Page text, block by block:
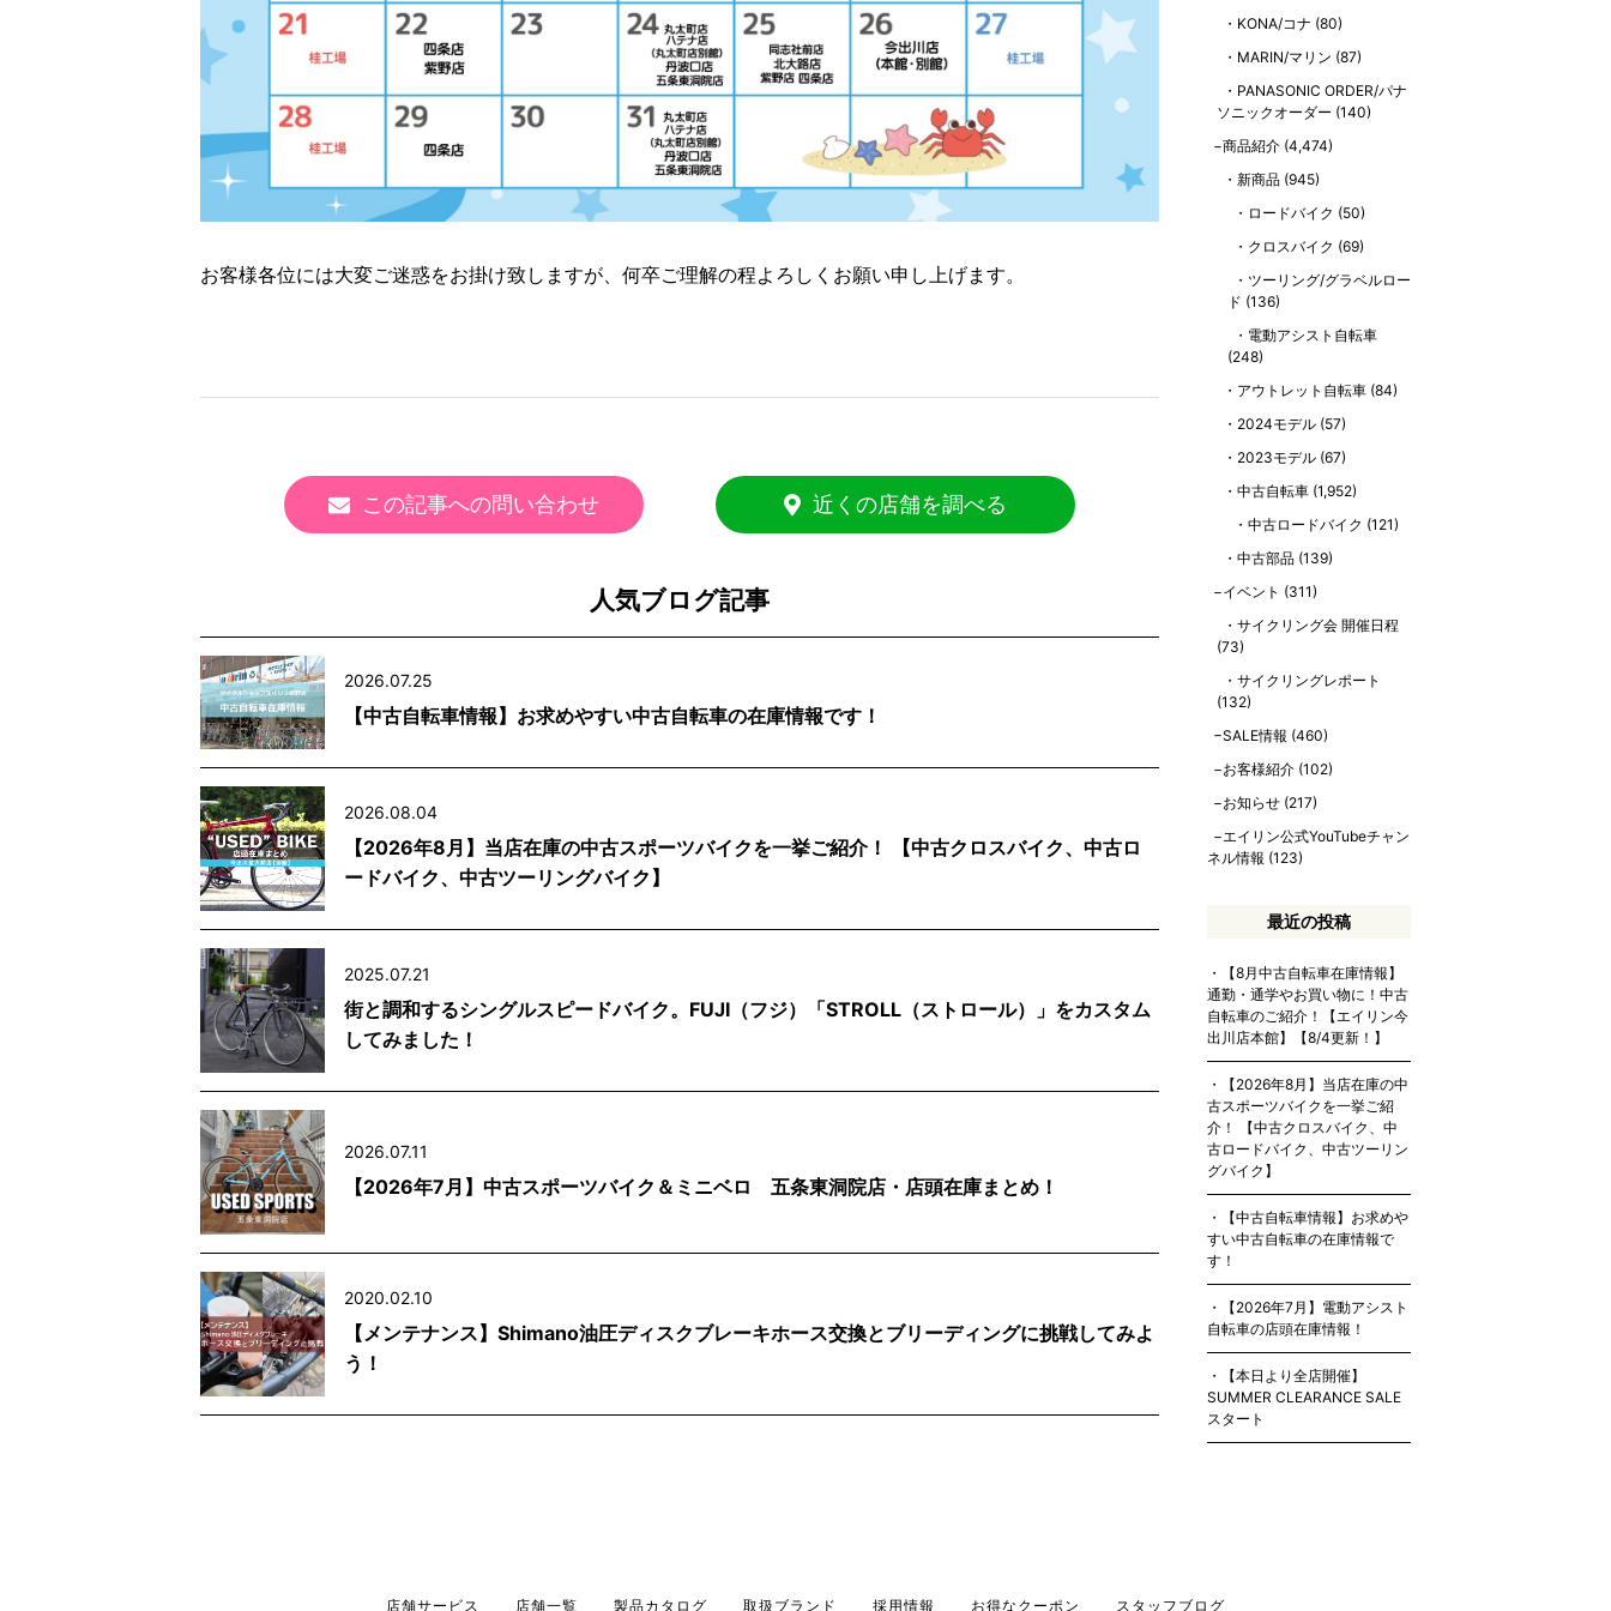
お客様各位には大変ご迷惑をお掛け致しますが、何卒ご理解の程よろしくお願い申し上げます。
この記事への問い合わせ 近くの店舗を調べる
人気ブログ記事
2026.07.25
【中古自転車情報】お求めやすい中古自転車の在庫情報です！
2026.08.04
【2026年8月】当店在庫の中古スポーツバイクを一挙ご紹介！ 【中古クロスバイク、中古ロ
ードバイク、中古ツーリングバイク】
2025.07.21
街と調和するシングルスピードバイク。FUJI（フジ）「STROLL（ストロール）」をカスタム
してみました！
2026.07.11
【2026年7月】中古スポーツバイク＆ミニベロ 五条東洞院店・店頭在庫まとめ！
2020.02.10
【メンテナンス】Shimano油圧ディスクブレーキホース交換とブリーディングに挑戦してみよ
う！
KONA/コナ (80)
MARIN/マリン (87)
PANASONIC ORDER/パナ
ソニックオーダー (140)
商品紹介 (4,474)
新商品 (945)
ロードバイク (50)
クロスバイク (69)
ツーリング/グラベルロー
ド (136)
電動アシスト自転車
(248)
アウトレット自転車 (84)
2024モデル (57)
2023モデル (67)
中古自転車 (1,952)
中古ロードバイク (121)
中古部品 (139)
イベント (311)
サイクリング会 開催日程
(73)
サイクリングレポート
(132)
SALE情報 (460)
お客様紹介 (102)
お知らせ (217)
エイリン公式YouTubeチャン
ネル情報 (123)
最近の投稿
【8月中古自転車在庫情報】
通勤・通学やお買い物に！中古
自転車のご紹介！【エイリン今
出川店本館】【8/4更新！】
【2026年8月】当店在庫の中
古スポーツバイクを一挙ご紹
介！ 【中古クロスバイク、中
古ロードバイク、中古ツーリン
グバイク】
【中古自転車情報】お求めや
すい中古自転車の在庫情報で
す！
【2026年7月】電動アシスト
自転車の店頭在庫情報！
【本日より全店開催】
SUMMER CLEARANCE SALE
スタート
店舗サービス 店舗一覧 製品カタログ 取扱ブランド 採用情報 お得なクーポン スタッフブログ